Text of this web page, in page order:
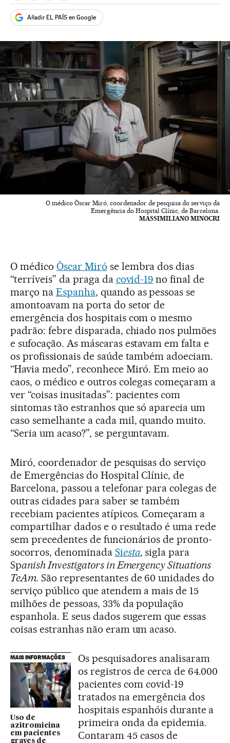
Añadir EL PAÍS en Google
O médico Òscar Miró, coordenador de pesquisa do serviço da
Emergência do Hospital Clínic, de Barcelona.
MASSIMILIANO MINOCRI
O médico Òscar Miró se lembra dos dias
“terríveis” da praga da covid-19 no final de
março na Espanha, quando as pessoas se
amontoavam na porta do setor de
emergência dos hospitais com o mesmo
padrão: febre disparada, chiado nos pulmões
e sufocação. As máscaras estavam em falta e
os profissionais de saúde também adoeciam.
“Havia medo”, reconhece Miró. Em meio ao
caos, o médico e outros colegas começaram a
ver “coisas inusitadas”: pacientes com
sintomas tão estranhos que só aparecia um
caso semelhante a cada mil, quando muito.
“Seria um acaso?”, se perguntavam.
Miró, coordenador de pesquisas do serviço
de Emergências do Hospital Clínic, de
Barcelona, passou a telefonar para colegas de
outras cidades para saber se também
recebiam pacientes atípicos. Começaram a
compartilhar dados e o resultado é uma rede
sem precedentes de funcionários de pronto-
socorros, denominada Siesta,sigla para
Spanish Investigators in Emergency Situations
TeAm. São representantes de 60 unidades do
serviço público que atendem a mais de 15
milhões de pessoas, 33% da população
espanhola. E seus dados sugerem que essas
coisas estranhas não eram um acaso.
MAIS INFORMAÇÕES
Uso de
azitromicina
em pacientes
graves de
Os pesquisadores analisaram
os registros de cerca de 64.000
pacientes com covid-19
tratados na emergência dos
hospitais espanhóis durante a
primeira onda da epidemia.
Contaram 45 casos de